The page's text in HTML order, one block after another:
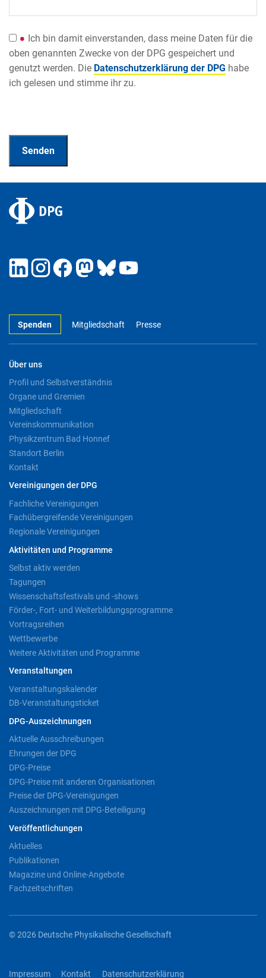
Ich bin damit einverstanden, dass meine Daten für die
oben genannten Zwecke von der DPG gespeichert und
genutzt werden. Die Datenschutzerklärung der DPG habe
ich gelesen und stimme ihr zu.
Spenden Mitgliedschaft Presse
Über uns
Profil und Selbstverständnis
Organe und Gremien
Mitgliedschaft
Vereinskommunikation
Physikzentrum Bad Honnef
Standort Berlin
Kontakt
Vereinigungen der DPG
Fachliche Vereinigungen
Fachübergreifende Vereinigungen
Regionale Vereinigungen
Aktivitäten und Programme
Selbst aktiv werden
Tagungen
Wissenschaftsfestivals und -shows
Förder-, Fort- und Weiterbildungsprogramme
Vortragsreihen
Wettbewerbe
Weitere Aktivitäten und Programme
Veranstaltungen
Veranstaltungskalender
DB-Veranstaltungsticket
DPG-Auszeichnungen
Aktuelle Ausschreibungen
Ehrungen der DPG
DPG-Preise
DPG-Preise mit anderen Organisationen
Preise der DPG-Vereinigungen
Auszeichnungen mit DPG-Beteiligung
Veröffentlichungen
Aktuelles
Publikationen
Magazine und Online-Angebote
Fachzeitschriften
© 2026 Deutsche Physikalische Gesellschaft
Impressum Kontakt Datenschutzerklärung